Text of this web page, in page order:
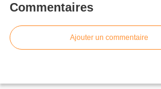
Commentaires
Ajouter un commentaire